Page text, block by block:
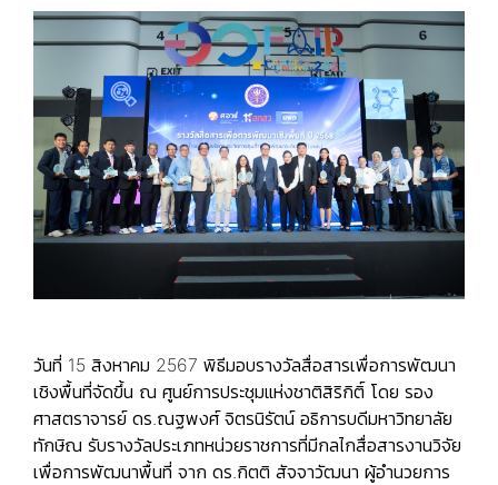
วันที่ 15 สิงหาคม 2567 พิธีมอบรางวัลสื่อสารเพื่อการพัฒนา
เชิงพื้นที่จัดขึ้น ณ ศูนย์การประชุมแห่งชาติสิริกิติ์ โดย รอง
ศาสตราจารย์ ดร.ณฐพงศ์ จิตรนิรัตน์ อธิการบดีมหาวิทยาลัย
ทักษิณ รับรางวัลประเภทหน่วยราชการที่มีกลไกสื่อสารงานวิจัย
เพื่อการพัฒนาพื้นที่ จาก ดร.กิตติ สัจจาวัฒนา ผู้อำนวยการ